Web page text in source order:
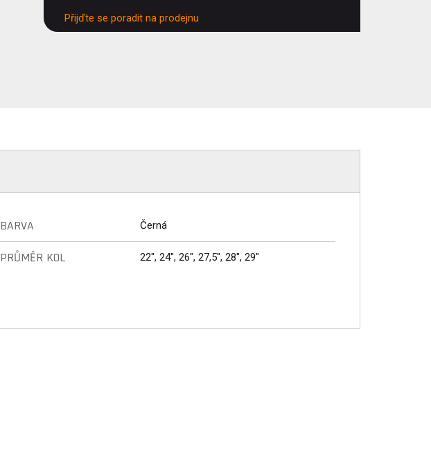
Přijďte se poradit na prodejnu
BARVA Černá
PRŮMĚR KOL 22", 24", 26", 27,5", 28", 29"